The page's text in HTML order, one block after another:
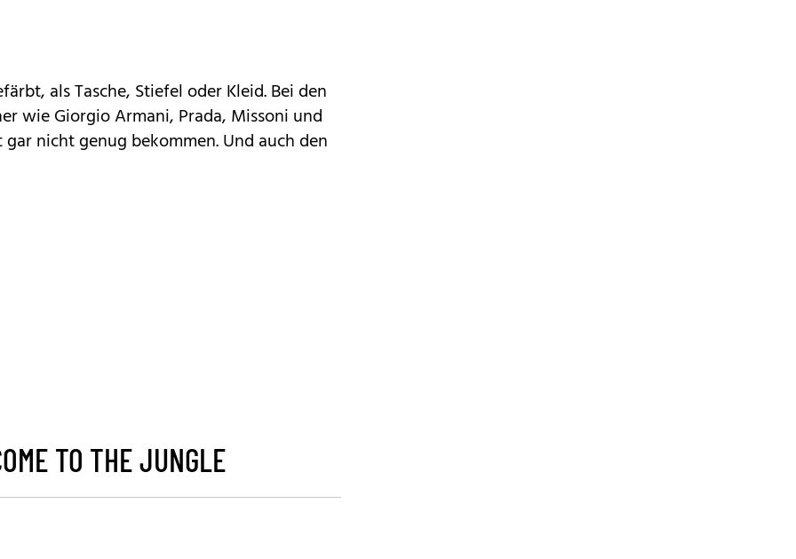
als Tasche, Stiefel oder Kleid. Bei den
wie Giorgio Armani, Prada, Missoni und
nicht genug bekommen. Und auch den
TO THE JUNGLE